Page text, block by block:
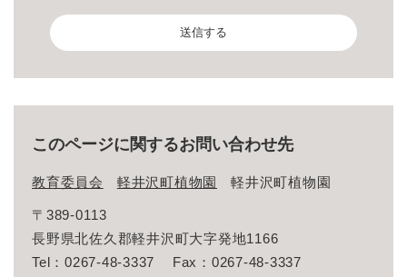
このページに関するお問い合わせ先
教育委員会 軽井沢町植物園 軽井沢町植物園
〒389-0113
長野県北佐久郡軽井沢町大字発地1166
Tel：0267-48-3337
Fax：0267-48-3337